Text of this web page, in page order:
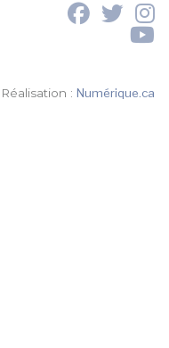
Réalisation :Numérique.ca